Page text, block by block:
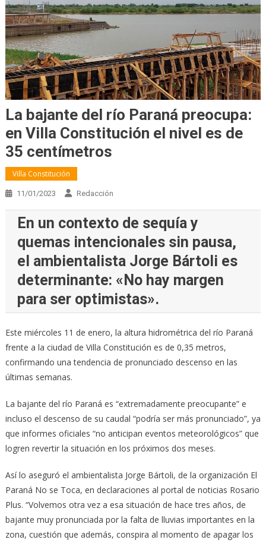
La bajante del río Paraná preocupa:
en Villa Constitución el nivel es de
35 centímetros
Villa Constitución
11/01/2023 Redacción
En un contexto de sequía y
quemas intencionales sin pausa,
el ambientalista Jorge Bártoli es
determinante: «No hay margen
para ser optimistas».
Este miércoles 11 de enero, la altura hidrométrica del río Paraná
frente a la ciudad de Villa Constitución es de 0,35 metros,
confirmando una tendencia de pronunciado descenso en las
últimas semanas.
La bajante del río Paraná es “extremadamente preocupante” e
incluso el descenso de su caudal “podría ser más pronunciado”, ya
que informes oficiales “no anticipan eventos meteorológicos” que
logren revertir la situación en los próximos dos meses.
Así lo aseguró el ambientalista Jorge Bártoli, de la organización El
Paraná No se Toca, en declaraciones al portal de noticias Rosario
Plus. “Volvemos otra vez a esa situación de hace tres años, de
bajante muy pronunciada por la falta de lluvias importantes en la
zona, cuestión que además, conspira al momento de apagar los